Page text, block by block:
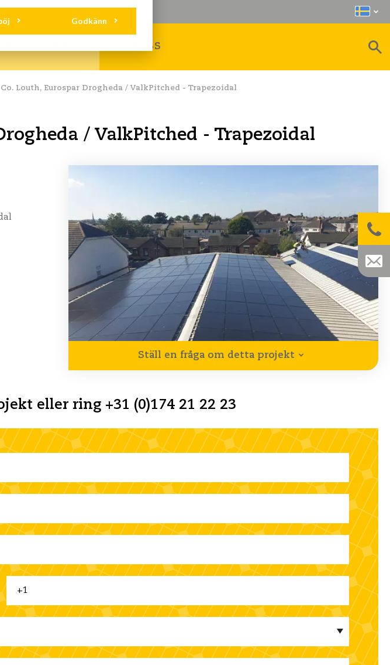
Godkänn
OM OSS
Co. Louth, Eurospar Drogheda / ValkPitched - Trapezoidal
/ ValkPitched - Trapezoidal
Ställ en fråga om detta projekt
eller ring +31 (0)174 21 22 23